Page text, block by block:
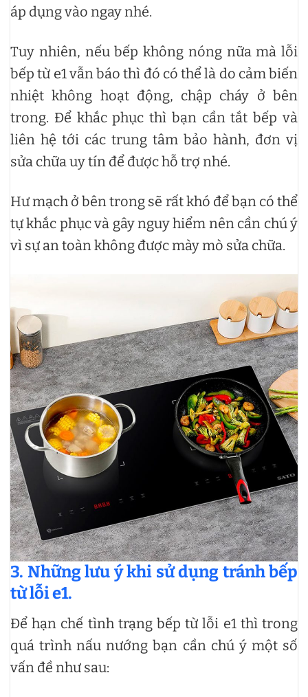
áp dụng vào ngay nhé.
Tuy nhiên, nếu bếp không nóng nữa mà lỗi
bếp từ e1 vẫn báo thì đó có thể là do cảm biến
nhiệt không hoạt động, chập cháy ở bên
trong. Để khắc phục thì bạn cần tắt bếp và
liên hệ tới các trung tâm bảo hành, đơn vị
sửa chữa uy tín để được hỗ trợ nhé.
Hư mạch ở bên trong sẽ rất khó để bạn có thể
tự khắc phục và gây nguy hiểm nên cần chú ý
vì sự an toàn không được mày mò sửa chữa.
3. Những lưu ý khi sử dụng tránh bếp
từ lỗi e1.
Để hạn chế tình trạng bếp từ lỗi e1 thì trong
quá trình nấu nướng bạn cần chú ý một số
vấn đề như sau: